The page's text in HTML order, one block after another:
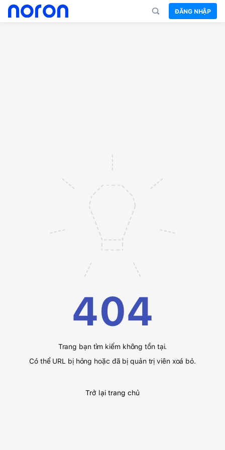
ĐĂNG NHẬP
404
Trang bạn tìm kiếm không tồn tại.
Có thể URL bị hỏng hoặc đã bị quản trị viên xoá bỏ.
Trở lại trang chủ